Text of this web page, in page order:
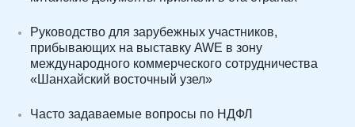
Руководство для зарубежных участников,
прибывающих на выставку AWE в зону
международного коммерческого сотрудничества
«Шанхайский восточный узел»
Часто задаваемые вопросы по НДФЛ